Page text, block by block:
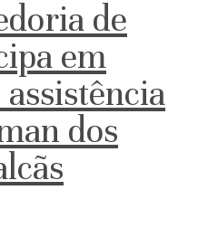
de
em
dos